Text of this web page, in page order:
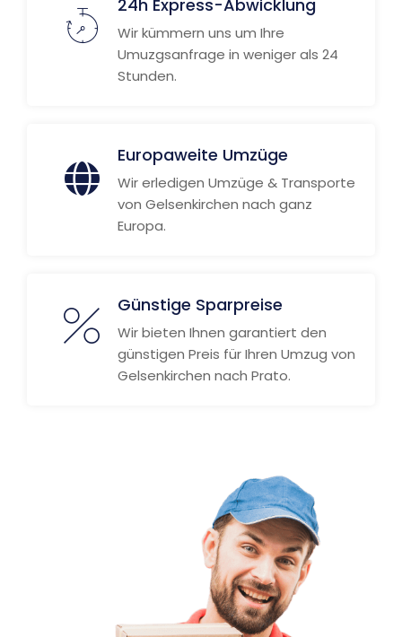
24h Express-Abwicklung
Wir kümmern uns um Ihre
Umuzgsanfrage in weniger als 24
Stunden.
Europaweite Umzüge
Wir erledigen Umzüge & Transporte
von Gelsenkirchen nach ganz
Europa.
Günstige Sparpreise
Wir bieten Ihnen garantiert den
günstigen Preis für Ihren Umzug von
Gelsenkirchen nach Prato.